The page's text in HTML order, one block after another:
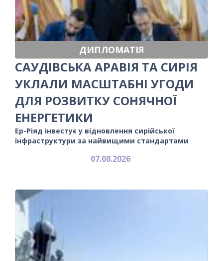
ДИПЛОМАТІЯ
САУДІВСЬКА АРАВІЯ ТА СИРІЯ
УКЛАЛИ МАСШТАБНІ УГОДИ
ДЛЯ РОЗВИТКУ СОНЯЧНОЇ
ЕНЕРГЕТИКИ
Ер-Ріяд інвестує у відновлення сирійської
інфраструктури за найвищими стандартами
07.08.2026